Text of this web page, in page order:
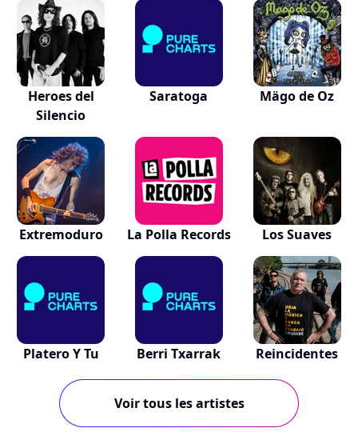
Heroes del
Silencio
Saratoga Mägo de Oz
Extremoduro La Polla Records Los Suaves
Platero Y Tu Berri Txarrak Reincidentes
Voir tous les artistes